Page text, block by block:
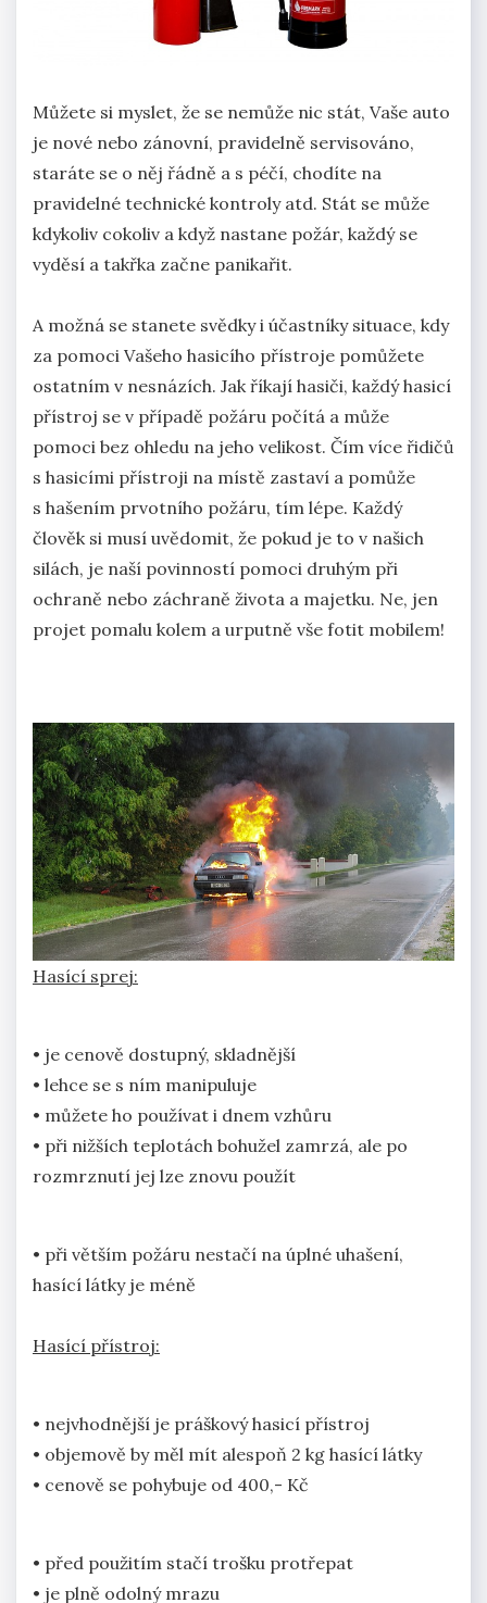
Můžete si myslet, že se nemůže nic stát, Vaše auto
je nové nebo zánovní, pravidelně servisováno,
staráte se o něj řádně a s péčí, chodíte na
pravidelné technické kontroly atd. Stát se může
kdykoliv cokoliv a když nastane požár, každý se
vyděsí a takřka začne panikařit.
A možná se stanete svědky i účastníky situace, kdy
za pomoci Vašeho hasicího přístroje pomůžete
ostatním v nesnázích. Jak říkají hasiči, každý hasicí
přístroj se v případě požáru počítá a může
pomoci bez ohledu na jeho velikost. Čím více řidičů
s hasicími přístroji na místě zastaví a pomůže
s hašením prvotního požáru, tím lépe. Každý
člověk si musí uvědomit, že pokud je to v našich
silách, je naší povinností pomoci druhým při
ochraně nebo záchraně života a majetku. Ne, jen
projet pomalu kolem a urputně vše fotit mobilem!
Hasící sprej:
• je cenově dostupný, skladnější
• lehce se s ním manipuluje
• můžete ho používat i dnem vzhůru
• při nižších teplotách bohužel zamrzá, ale po
rozmrznutí jej lze znovu použít
• při větším požáru nestačí na úplné uhašení,
hasící látky je méně
Hasící přístroj:
• nejvhodnější je práškový hasicí přístroj
• objemově by měl mít alespoň 2 kg hasící látky
• cenově se pohybuje od 400,- Kč
• před použitím stačí trošku protřepat
• je plně odolný mrazu